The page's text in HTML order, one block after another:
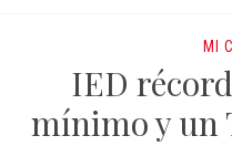
MI
IED
mínimo y un